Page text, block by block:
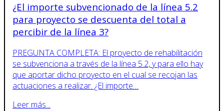
¿El importe subvencionado de la línea 5.2
para proyecto se descuenta del total a
percibir de la línea 3?
PREGUNTA COMPLETA: El proyecto de rehabilitación
se subvenciona a través de la línea 5.2, y para ello hay
que aportar dicho proyecto en el cual se recojan las
actuaciones a realizar. ¿El importe…
Leer más...